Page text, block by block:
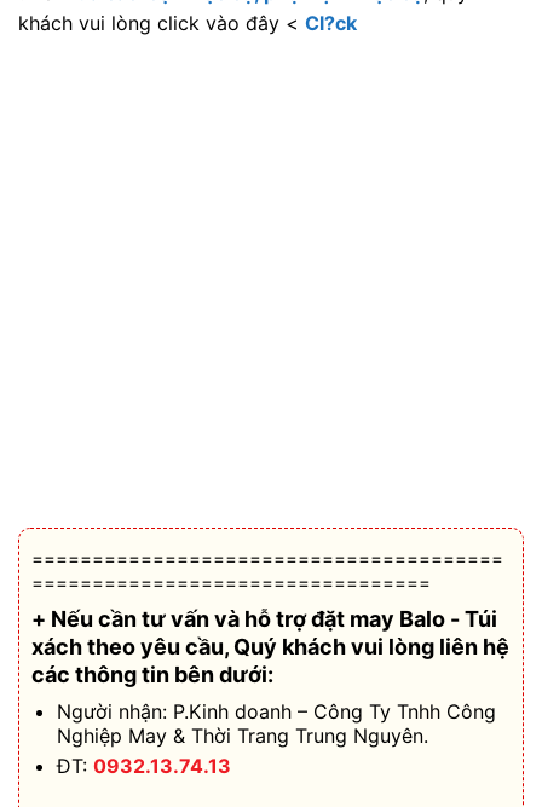
khách vui lòng click vào đây < Cl?ck
=======================================
=================================
+ Nếu cần tư vấn và hỗ trợđặt may Balo - Túi
xách theo yêu cầu, Quý khách vui lòng liên hệ
các thông tin bên dưới:
Người nhận: P.Kinh doanh – Công Ty Tnhh Công
Nghiệp May & Thời Trang Trung Nguyên.
ĐT: 0932.13.74.13